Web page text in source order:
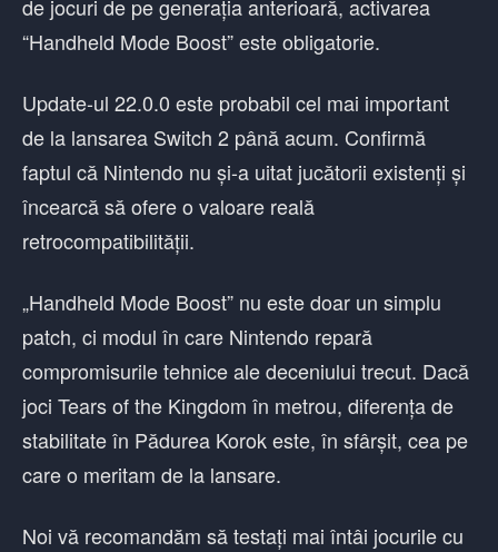
de jocuri de pe generația anterioară, activarea
“Handheld Mode Boost” este obligatorie.
Update-ul 22.0.0 este probabil cel mai important
de la lansarea Switch 2 până acum. Confirmă
faptul că Nintendo nu și-a uitat jucătorii existenți și
încearcă să ofere o valoare reală
retrocompatibilității.
„Handheld Mode Boost” nu este doar un simplu
patch, ci modul în care Nintendo repară
compromisurile tehnice ale deceniului trecut. Dacă
joci Tears of the Kingdom în metrou, diferența de
stabilitate în Pădurea Korok este, în sfârșit, cea pe
care o meritam de la lansare.
Noi vă recomandăm să testați mai întâi jocurile cu